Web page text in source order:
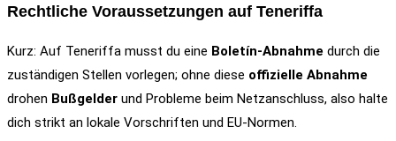
Rechtliche Voraussetzungen auf Teneriffa
Kurz: Auf Teneriffa musst du eine Boletín-Abnahme durch die
zuständigen Stellen vorlegen; ohne diese offizielle Abnahme
drohen Bußgelder und Probleme beim Netzanschluss, also halte
dich strikt an lokale Vorschriften und EU-Normen.